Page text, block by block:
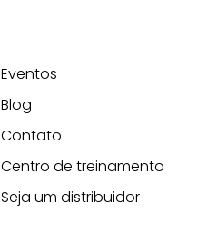
Eventos
Blog
Contato
Centro de treinamento
Seja um distribuidor